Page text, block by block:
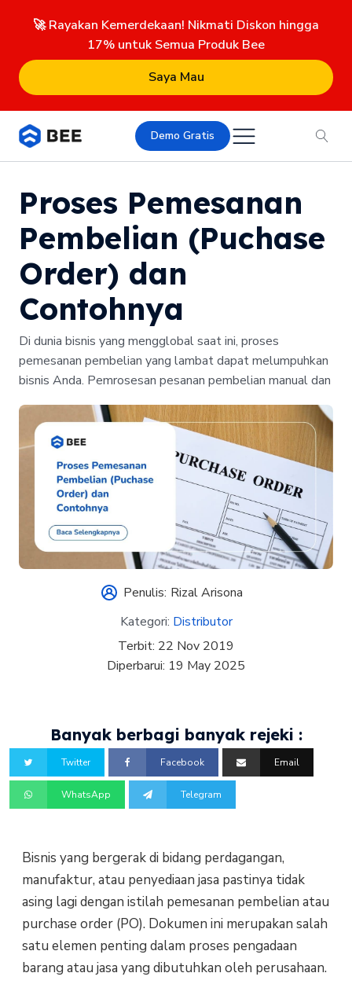
🚀 Rayakan Kemerdekaan! Nikmati Diskon hingga
17% untuk Semua Produk Bee
Saya Mau
Demo Gratis
Proses Pemesanan
Pembelian (Puchase
Order) dan
Contohnya
Di dunia bisnis yang mengglobal saat ini, proses
pemesanan pembelian yang lambat dapat melumpuhkan
bisnis Anda. Pemrosesan pesanan pembelian manual dan
Penulis: Rizal Arisona
Kategori: Distributor
Terbit: 22 Nov 2019
Diperbarui: 19 May 2025
Banyak berbagi banyak rejeki :
Twitter Facebook Email
WhatsApp Telegram
Bisnis yang bergerak di bidang perdagangan,
manufaktur, atau penyediaan jasa pastinya tidak
asing lagi dengan istilah pemesanan pembelian atau
purchase order (PO). Dokumen ini merupakan salah
satu elemen penting dalam proses pengadaan
barang atau jasa yang dibutuhkan oleh perusahaan.